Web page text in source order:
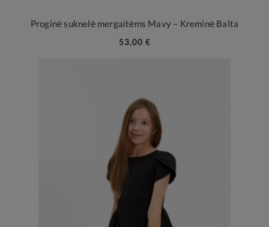
Proginė suknelė mergaitėms Mavy – Kreminė Balta
53,00 €